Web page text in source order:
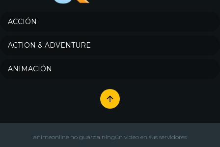
Música
Romance
ACCIÓN
ACTION & ADVENTURE
ANIMACIÓN
animeonline no guarda ningún video en sus servidores